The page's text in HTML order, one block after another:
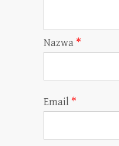
Nazwa *
Email *